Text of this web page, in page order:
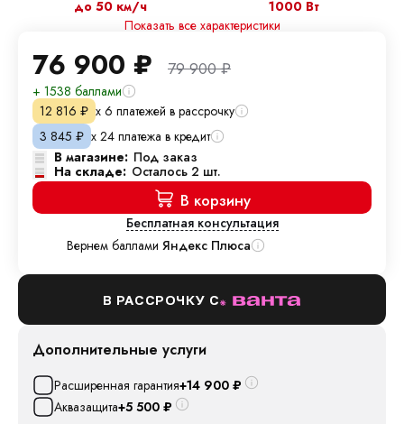
до 50 км/ч
1000 Вт
Показать все характеристики
76 900 ₽ 79 900₽
+ 1538 баллами
12 816 ₽ х 6 платежей в рассрочку
3 845 ₽ х 24 платежа в кредит
В магазине: Под заказ
На складе: Осталось 2 шт.
В корзину
Бесплатная консультация
Вернем баллами Яндекс Плюса
В РАССРОЧКУ С
Дополнительные услуги
Расширенная гарантия+14 900 ₽
Аквазащита+5 500 ₽